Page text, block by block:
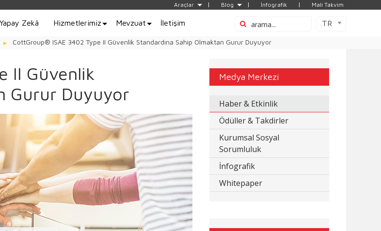
Araçlar Blog İnfografik Mali Takvim
Yapay Zekâ Hizmetlerimiz Mevzuat İletişim TR
CottGroup® ISAE 3402 Type II Güvenlik Standardına Sahip Olmaktan Gurur Duyuyor
II Güvenlik
Gurur Duyuyor
Medya Merkezi
Haber & Etkinlik
Ödüller & Takdirler
Kurumsal Sosyal
Sorumluluk
İnfografik
Whitepaper